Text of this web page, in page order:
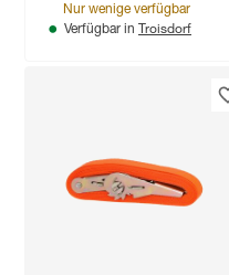
Nur wenige verfügbar
Verfügbar in Troisdorf